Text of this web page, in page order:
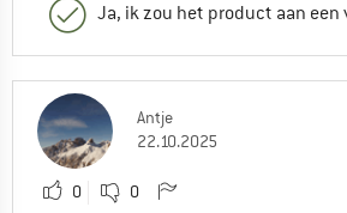
Ja, ik zou het product aan een
Antje
22.10.2025
0 0